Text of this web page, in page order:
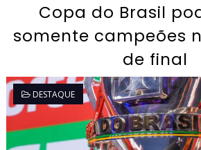
Copa do Brasil
somente campeões
de final
DESTAQUE